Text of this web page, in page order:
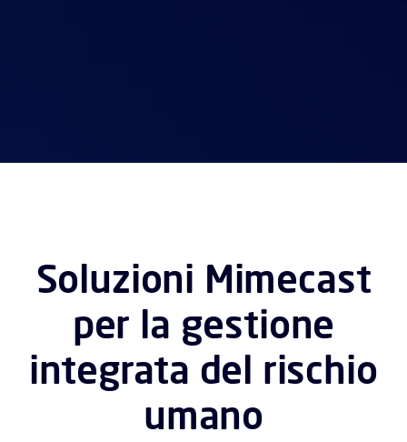
Soluzioni Mimecast
per la gestione
integrata del rischio
umano